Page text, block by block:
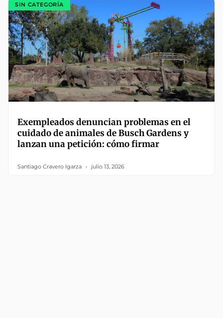
SIN CATEGORÍA
Exempleados denuncian problemas en el
cuidado de animales de Busch Gardens y
lanzan una petición: cómo firmar
Santiago Cravero Igarza julio 13, 2026